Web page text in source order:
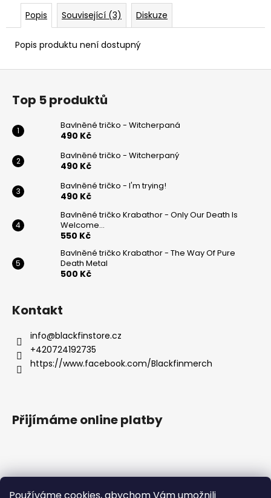
Popis Související (3) Diskuze
Popis produktu není dostupný
Z
Top 5 produktů
Bavlněné tričko - Witcherpaná
490 Kč
Bavlněné tričko - Witcherpaný
490 Kč
Bavlněné tričko - I'm trying!
490 Kč
Bavlněné tričko Krabathor - Only Our Death Is
Welcome...
550 Kč
Bavlněné tričko Krabathor - The Way Of Pure
Death Metal
500 Kč
Kontakt
info@blackfinstore.cz
+420724192735
https://www.facebook.com/Blackfinmerch
Přijímáme online platby